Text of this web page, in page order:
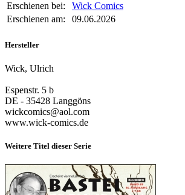
Erschienen bei:
Wick Comics
Erschienen am:
09.06.2026
Hersteller
Wick, Ulrich
Espenstr. 5 b
DE - 35428 Langgöns
wickcomics@aol.com
www.wick-comics.de
Weitere Titel dieser Serie